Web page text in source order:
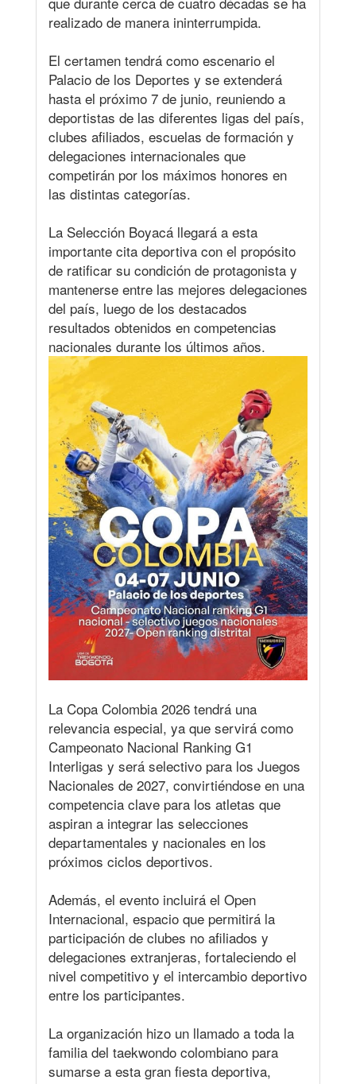
realizado de manera ininterrumpida.
El certamen tendrá como escenario el
Palacio de los Deportes y se extenderá
hasta el próximo 7 de junio, reuniendo a
deportistas de las diferentes ligas del país,
clubes afiliados, escuelas de formación y
delegaciones internacionales que
competirán por los máximos honores en
las distintas categorías.
La Selección Boyacá llegará a esta
importante cita deportiva con el propósito
de ratificar su condición de protagonista y
mantenerse entre las mejores delegaciones
del país, luego de los destacados
resultados obtenidos en competencias
nacionales durante los últimos años.
La Copa Colombia 2026 tendrá una
relevancia especial, ya que servirá como
Campeonato Nacional Ranking G1
Interligas y será selectivo para los Juegos
Nacionales de 2027, convirtiéndose en una
competencia clave para los atletas que
aspiran a integrar las selecciones
departamentales y nacionales en los
próximos ciclos deportivos.
Además, el evento incluirá el Open
Internacional, espacio que permitirá la
participación de clubes no afiliados y
delegaciones extranjeras, fortaleciendo el
nivel competitivo y el intercambio deportivo
entre los participantes.
La organización hizo un llamado a toda la
familia del taekwondo colombiano para
sumarse a esta gran fiesta deportiva,